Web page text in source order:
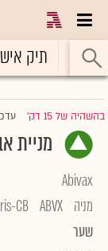
ראשי תיק
בהשהיה של 15 דק' |
מניית
Abivax
מניה ABVX
CB
שער